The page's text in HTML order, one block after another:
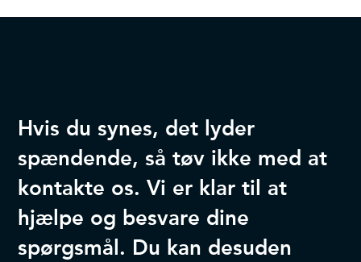
Hvis du synes, det lyder
spændende, så tøv ikke med at
kontakte os. Vi er klar til at
hjælpe og besvare dine
spørgsmål. Du kan desuden